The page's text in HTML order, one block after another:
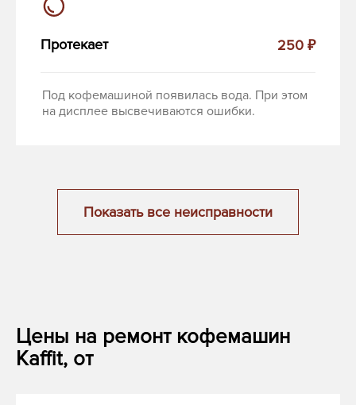
Протекает 250 ₽
Под кофемашиной появилась вода. При этом
на дисплее высвечиваются ошибки.
Показать все неисправности
Цены на ремонт кофемашин
Kaffit, от